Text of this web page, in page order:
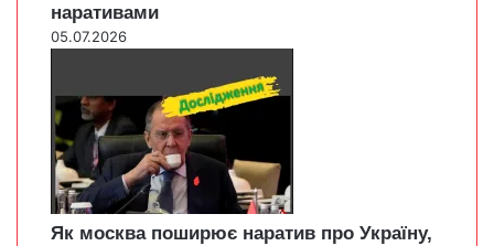
наративами
05.07.2026
Як москва поширює наратив про Україну,